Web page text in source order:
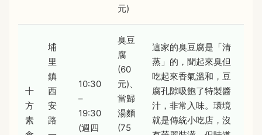
元)
十
方
素
埔
里
鎮
西
安
路
10:30
–
19:30
(週四
臭豆
腐
(60
元)、
當歸
湯麵
(75
這家的臭豆腐是「清
蒸」的，聞起來臭但
吃起來香氣溫和，豆
腐孔隙吸飽了特製醬
汁，非常入味。環境
就是傳統小吃店，沒